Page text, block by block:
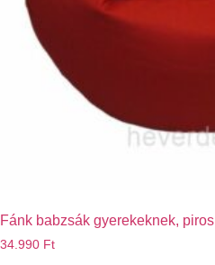
Fánk babzsák gyerekeknek, piros
34.990 Ft